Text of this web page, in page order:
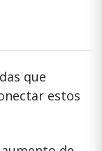
que
estos